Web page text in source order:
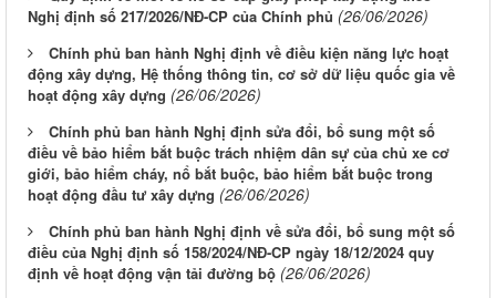
Nghị định số 217/2026/NĐ-CP của Chính phủ (26/06/2026)
Chính phủ ban hành Nghị định về điều kiện năng lực hoạt
động xây dựng, Hệ thống thông tin, cơ sở dữ liệu quốc gia về
hoạt động xây dựng (26/06/2026)
Chính phủ ban hành Nghị định sửa đổi, bổ sung một số
điều về bảo hiểm bắt buộc trách nhiệm dân sự của chủ xe cơ
giới, bảo hiểm cháy, nổ bắt buộc, bảo hiểm bắt buộc trong
hoạt động đầu tư xây dựng (26/06/2026)
Chính phủ ban hành Nghị định về sửa đổi, bổ sung một số
điều của Nghị định số 158/2024/NĐ-CP ngày 18/12/2024 quy
định về hoạt động vận tải đường bộ (26/06/2026)